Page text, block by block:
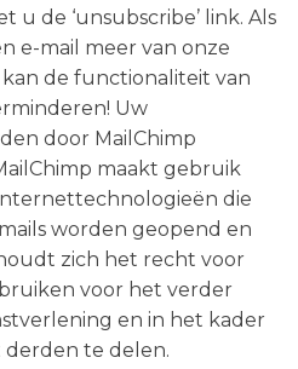
u de ‘unsubscribe’ link. Als
e-mail meer van onze
de functionaliteit van
Uw
door MailChimp
maakt gebruik
die
worden geopend en
zich het recht voor
voor het verder
en in het kader
derden te delen.